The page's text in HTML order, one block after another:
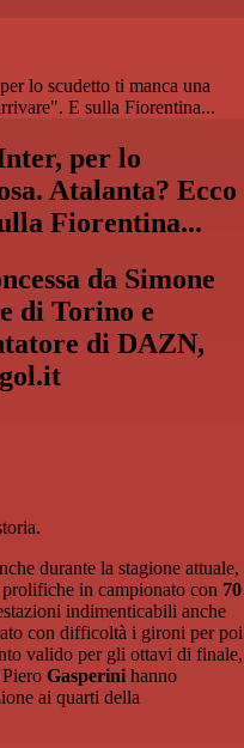
lo scudetto ti manca una
E sulla Fiorentina...
per lo
Atalanta? Ecco
Fiorentina...
da Simone
di Torino e
di DAZN,
durante la stagione attuale,
in campionato con 70
indimenticabili anche
con difficoltà i gironi per poi
valido per gli ottavi di finale,
Gasperini hanno
ai quarti della